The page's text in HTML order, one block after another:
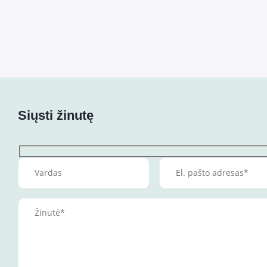
Siųsti žinutę